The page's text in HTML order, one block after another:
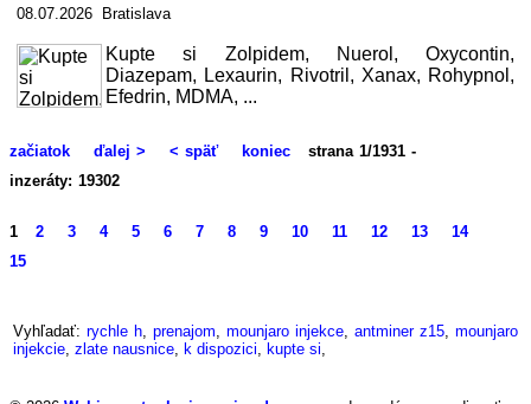
08.07.2026 Bratislava
Kupte si Zolpidem, Nuerol, Oxycontin,
Diazepam, Lexaurin, Rivotril, Xanax, Rohypnol,
Efedrin, MDMA, ...
začiatok ďalej > < späť koniec
strana 1/1931 -
inzeráty: 19302
1 2 3 4 5 6 7 8 9 10 11 12 13
14
15
Vyhľadať: rychle h, prenajom, mounjaro injekce, antminer z15, mounjaro
injekcie, zlate nausnice, k dispozici, kupte si,